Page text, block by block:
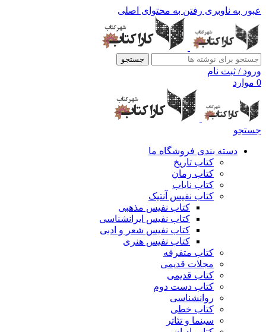
عبور به ناوبری رفتن به محتوای اصلی
جستجو
ورود / ثبت نام
0 موارد
جستجو
دسته بندی فروشگاه ما
کتاب تاریخ
کتاب رمان
کتاب نایاب
کتاب نفیس آنتیک
کتاب نفیس مذهبی
کتاب نفیس ایرانشناسی
کتاب نفیس شعر و ادبی
کتاب نفیس هنری
کتاب متفرقه
مجلات قدیمی
کتاب قدیمی
کتاب دست دوم
روانشناسی
کتاب خطی
سینما و تئاتر